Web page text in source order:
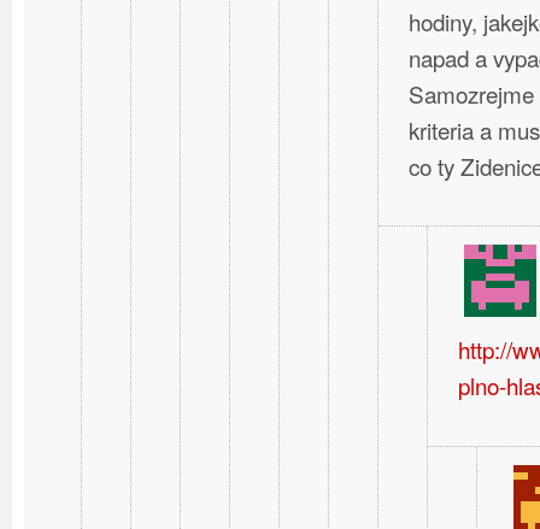
hodiny,
napad a
kriteria a
co ty
http://
plno-